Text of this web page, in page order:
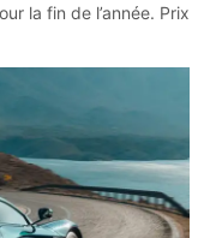
la fin de l’année. Prix